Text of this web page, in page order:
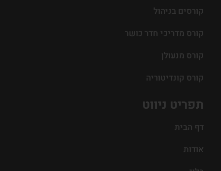
תפריט ניווט
דף הבית
אודות
קורסים בניהול
קורס מדריכי חדר כושר
קורס מנעולן
קורס קונדיטוריה